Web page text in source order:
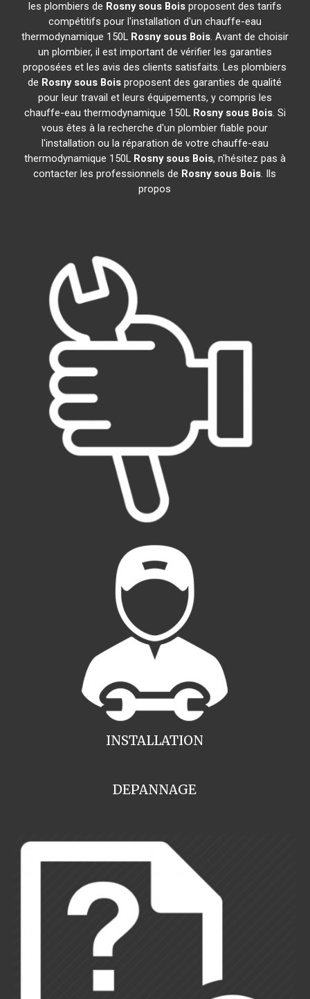
les plombiers de Rosny sous Boisproposent des tarifs
compétitifs pour l'installation d'un chauffe-eau
thermodynamique 150L Rosny sous Bois. Avant de choisir
un plombier, il est important de vérifier les garanties
proposées et les avis des clients satisfaits. Les plombiers
de Rosny sous Bois proposent des garanties de qualité
pour leur travail et leurs équipements, y compris les
chauffe-eau thermodynamique 150L Rosny sous Bois. Si
vous êtes à la recherche d'un plombier fiable pour
l'installation ou la réparation de votre chauffe-eau
thermodynamique 150L Rosny sous Bois, n'hésitez pas à
contacter les professionnels de Rosny sous Bois. Ils
propos
INSTALLATION
DEPANNAGE